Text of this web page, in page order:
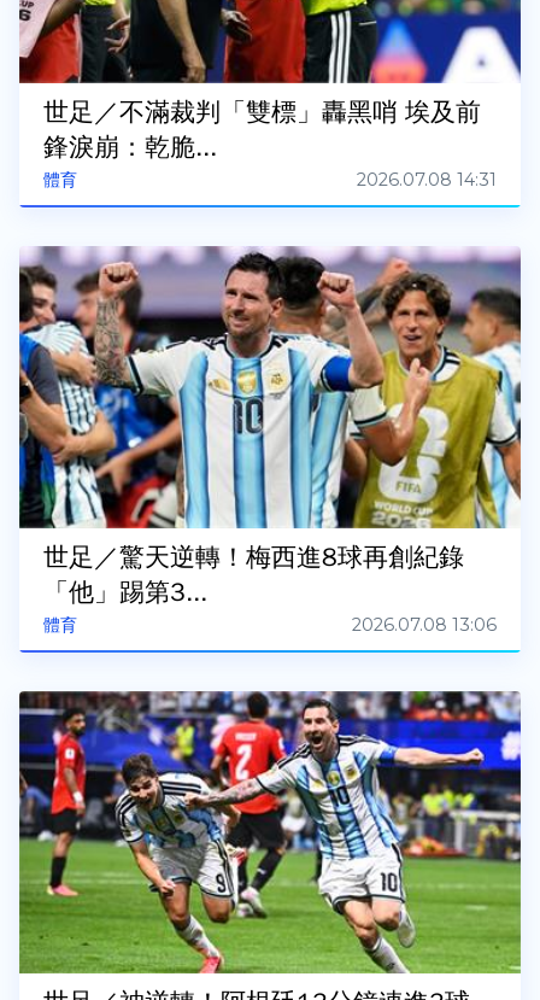
體育
世足／不滿裁判「雙標」轟黑哨 埃及前
鋒淚崩：乾脆...
2026.07.08 14:31
體育
世足／驚天逆轉！梅西進8球再創紀錄
「他」踢第3...
2026.07.08 13:06